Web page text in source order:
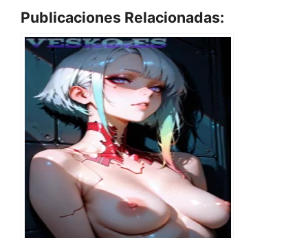
Publicaciones Relacionadas: